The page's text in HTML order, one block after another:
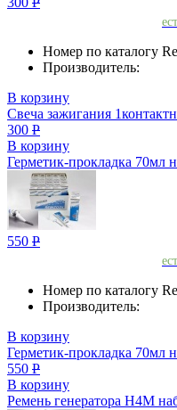
Номер по каталогу
Производитель:
В корзину
Свеча зажигания
300 Р
В корзину
Герметик-прокладкa
550 Р
Номер по каталогу
Производитель:
В корзину
Герметик-прокладкa
550 Р
В корзину
Ремень генератора H4M